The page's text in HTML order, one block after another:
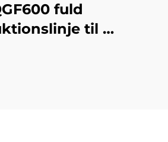
fuld
til 3-